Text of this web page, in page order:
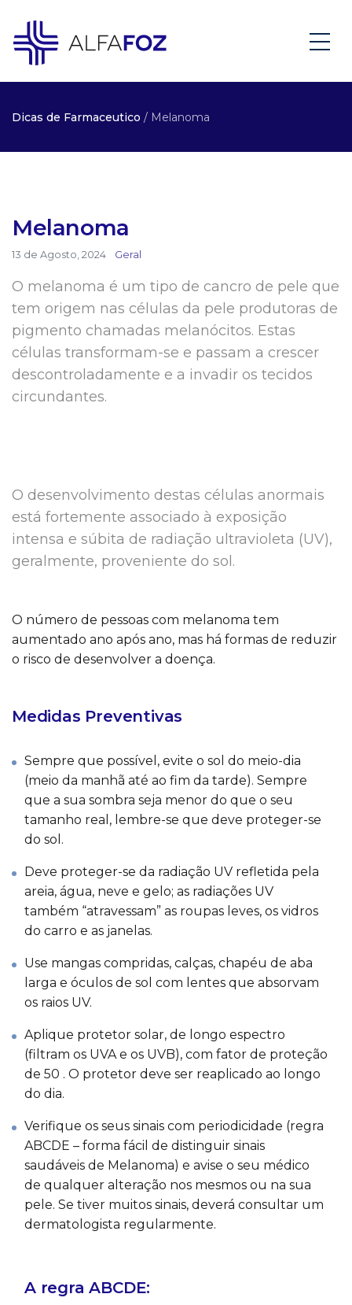
Dicas de Farmaceutico / Melanoma
Melanoma
13 de Agosto, 2024 Geral
O melanoma é um tipo de cancro de pele que
tem origem nas células da pele produtoras de
pigmento chamadas melanócitos. Estas
células transformam-se e passam a crescer
descontroladamente e a invadir os tecidos
circundantes.
O desenvolvimento destas células anormais
está fortemente associado à exposição
intensa e súbita de radiação ultravioleta (UV),
geralmente, proveniente do sol.
O número de pessoas com melanoma tem
aumentado ano após ano, mas há formas de reduzir
o risco de desenvolver a doença.
Medidas Preventivas
Sempre que possível, evite o sol do meio-dia
(meio da manhã até ao fim da tarde). Sempre
que a sua sombra seja menor do que o seu
tamanho real, lembre-se que deve proteger-se
do sol.
Deve proteger-se da radiação UV refletida pela
areia, água, neve e gelo; as radiações UV
também “atravessam” as roupas leves, os vidros
do carro e as janelas.
Use mangas compridas, calças, chapéu de aba
larga e óculos de sol com lentes que absorvam
os raios UV.
Aplique protetor solar, de longo espectro
(filtram os UVA e os UVB), com fator de proteção
de 50 . O protetor deve ser reaplicado ao longo
do dia.
Verifique os seus sinais com periodicidade (regra
ABCDE – forma fácil de distinguir sinais
saudáveis de Melanoma) e avise o seu médico
de qualquer alteração nos mesmos ou na sua
pele. Se tiver muitos sinais, deverá consultar um
dermatologista regularmente.
A regra ABCDE: